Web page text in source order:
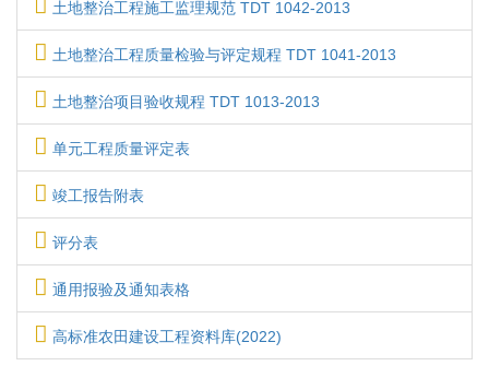
土地整治工程施工监理规范 TDT 1042-2013
土地整治工程质量检验与评定规程 TDT 1041-2013
土地整治项目验收规程 TDT 1013-2013
单元工程质量评定表
竣工报告附表
评分表
通用报验及通知表格
高标准农田建设工程资料库(2022)